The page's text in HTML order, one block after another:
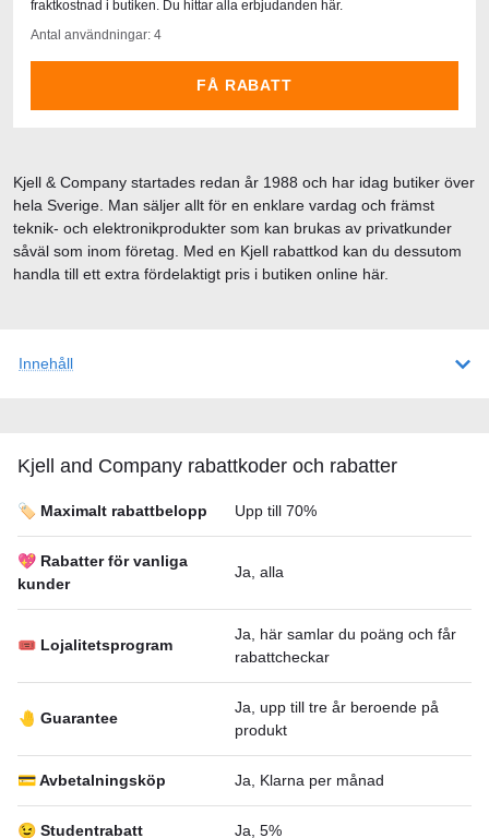
fraktkostnad i butiken. Du hittar alla erbjudanden här.
Antal användningar: 4
FÅ RABATT
Innehåll
Kjell and Company rabattkoder och rabatter
🏷️ Maximalt rabattbelopp Upp till 70%
💖 Rabatter för vanliga
kunder
Ja, alla
🎟 Lojalitetsprogram
Ja, här samlar du poäng och får
rabattcheckar
🤚 Guarantee
Ja, upp till tre år beroende på
produkt
💳 Avbetalningsköp Ja, Klarna per månad
😉 Studentrabatt Ja, 5%
Kjell & Company startades redan år 1988 och har idag butiker över
hela Sverige. Man säljer allt för en enklare vardag och främst
teknik- och elektronikprodukter som kan brukas av privatkunder
såväl som inom företag. Med en Kjell rabattkod kan du dessutom
handla till ett extra fördelaktigt pris i butiken online här.